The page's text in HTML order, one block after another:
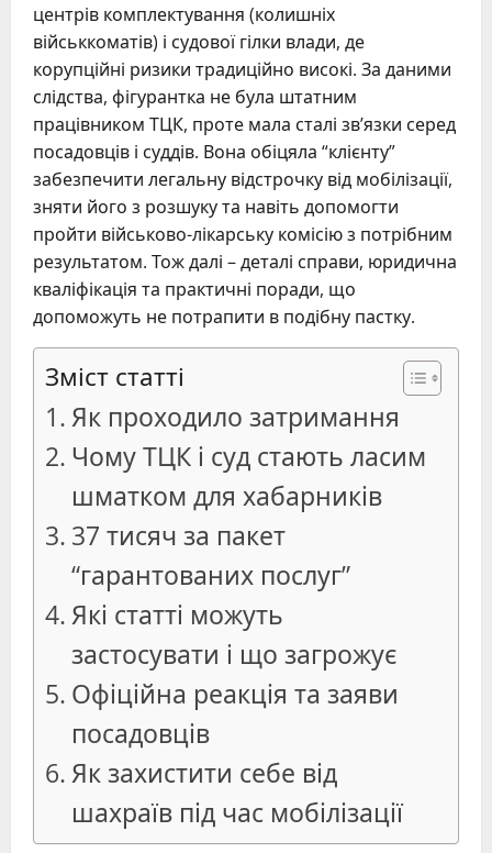
центрів комплектування (колишніх
військкоматів) і судової гілки влади, де
корупційні ризики традиційно високі. За даними
слідства, фігурантка не була штатним
працівником ТЦК, проте мала сталі зв’язки серед
посадовців і суддів. Вона обіцяла “клієнту”
забезпечити легальну відстрочку від мобілізації,
зняти його з розшуку та навіть допомогти
пройти військово-лікарську комісію з потрібним
результатом. Тож далі – деталі справи, юридична
кваліфікація та практичні поради, що
допоможуть не потрапити в подібну пастку.
Зміст статті
Як проходило затримання
Чому ТЦК і суд стають ласим
шматком для хабарників
37 тисяч за пакет
“гарантованих послуг”
Які статті можуть
застосувати і що загрожує
Офіційна реакція та заяви
посадовців
Як захистити себе від
шахраїв під час мобілізації